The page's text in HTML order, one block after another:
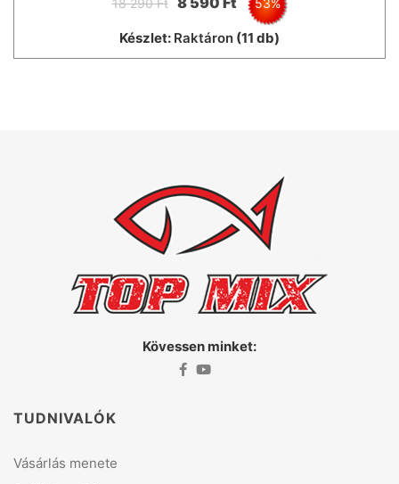
18 290 Ft 53%
Készlet: Raktáron (11 db)
Kövessen minket:
TUDNIVALÓK
Vásárlás menete